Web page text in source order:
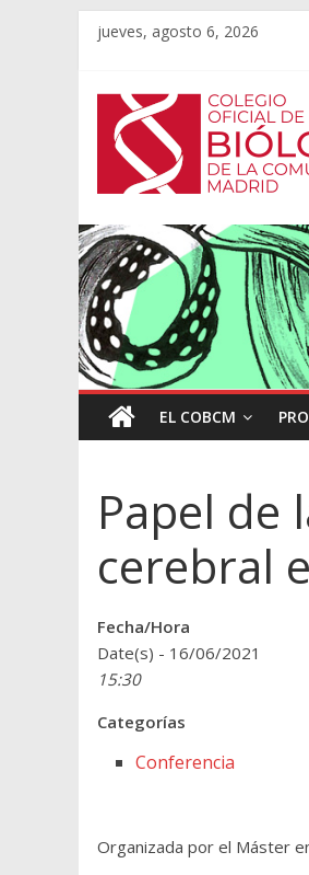
jueves, agosto 6, 2026
EL COBCM
Papel de
cerebral
Fecha/Hora
Date(s) - 16/06/2021
15:30
Categorías
Conferencia
Organizada por el Máster